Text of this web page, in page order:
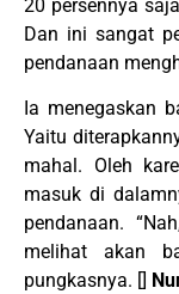
20 persennya
Dan ini sangat
pendanaan
Ia menegaskan
Yaitu
mahal. Oleh
masuk di
pendanaan.
melihat akan
pungkasnya. []